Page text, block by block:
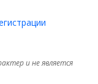
и не является